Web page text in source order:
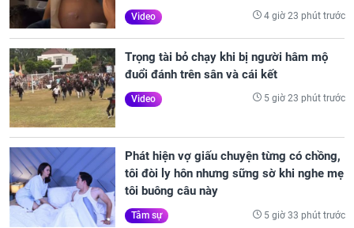
Video 4 giờ 23 phút trước
Trọng tài bỏ chạy khi bị người hâm mộ
đuổi đánh trên sân và cái kết
Video 5 giờ 23 phút trước
Phát hiện vợ giấu chuyện từng có chồng,
tôi đòi ly hôn nhưng sững sờ khi nghe mẹ
tôi buông câu này
Tâm sự 5 giờ 33 phút trước